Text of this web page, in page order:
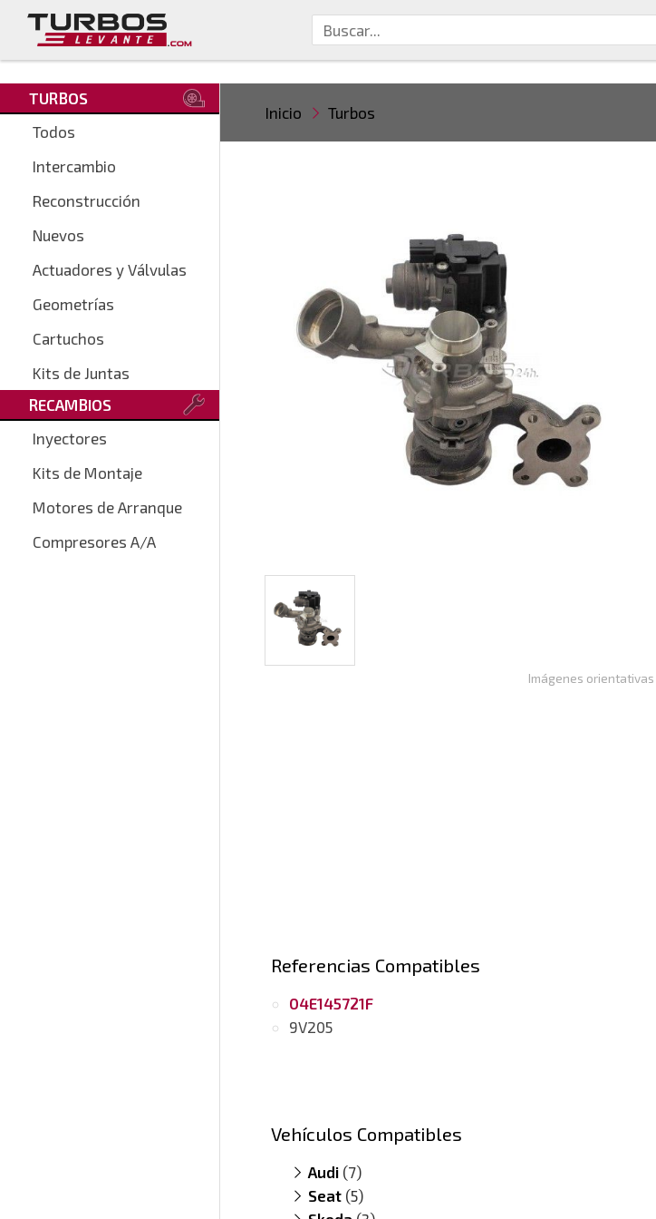
TURBOS
Todos
Intercambio
Reconstrucción
Nuevos
Actuadores y Válvulas
Geometrías
Cartuchos
Kits de Juntas
RECAMBIOS
Inyectores
Kits de Montaje
Motores de Arranque
Compresores A/A
Inicio Turbos
Imágenes orientativas
Referencias Compatibles
04E145721F
9V205
Vehículos Compatibles
Audi (7)
A1 1.4 TSI
Seat (5)